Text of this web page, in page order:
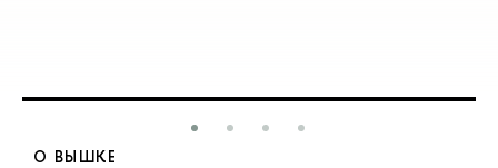
О ВЫШКЕ